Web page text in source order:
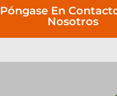
Póngase En
Nosotros